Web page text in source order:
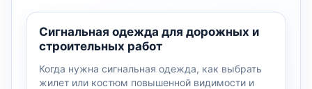
Сигнальная одежда для дорожных и
строительных работ
Когда нужна сигнальная одежда, как выбрать
жилет или костюм повышенной видимости и